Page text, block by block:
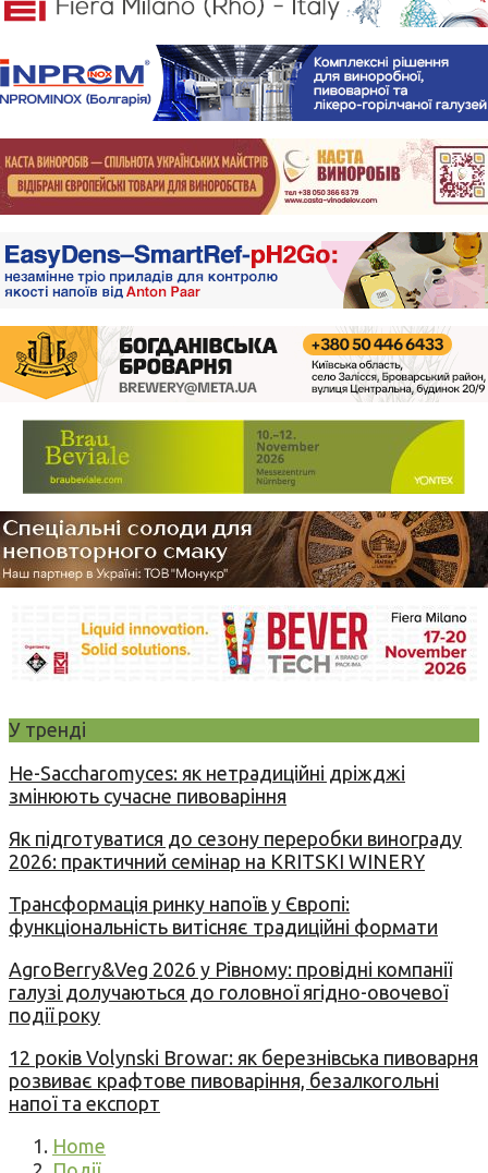
У тренді
Не-Saccharomyces: як нетрадиційні дріжджі
змінюють сучасне пивоваріння
Як підготуватися до сезону переробки винограду
2026: практичний семінар на KRITSKI WINERY
Трансформація ринку напоїв у Європі:
функціональність витісняє традиційні формати
AgroBerry&Veg 2026 у Рівному: провідні компанії
галузі долучаються до головної ягідно-овочевої
події року
12 років Volynski Browar: як березнівська пивоварня
розвиває крафтове пивоваріння, безалкогольні
напої та експорт
Home